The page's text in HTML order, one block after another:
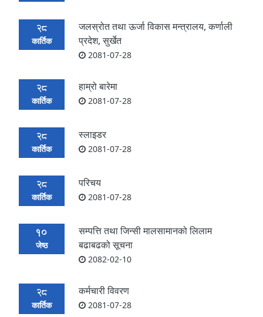
28
कार्तिक
जलस्रोत तथा ऊर्जा विकास मन्त्रालय, कर्णाली
प्रदेश, सुर्खेत
2081-07-28
28
कार्तिक
हाम्रो बारेमा
2081-07-28
28
कार्तिक
स्लाइडर
2081-07-28
28
कार्तिक
परिचय
2081-07-28
10
जेष्ठ
सम्पत्ति तथा जिन्सी मालसामानको लिलाम
बढाबढको सूचना
2082-02-10
28
कार्तिक
कर्मचारी विवरण
2081-07-28